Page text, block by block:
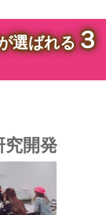
選ばれる３
開発